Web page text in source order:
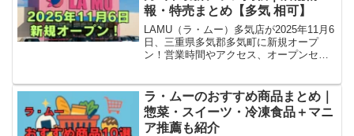
報・特売まとめ【多気 相可】
LAMU（ラ・ムー）多気店が2025年11月6
日、三重県多気郡多気町に新規オープ
ン！営業時間やアクセス、オープンセー
ラ・ムーのおすすめ商品まとめ｜
惣菜・スイーツ・冷凍食品＋マニ
ア推薦も紹介